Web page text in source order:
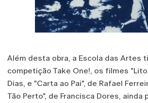
Além desta obra, a Escola das Artes
competição Take One!, os filmes
Dias, e "Carta ao Pai", de Rafael
Tão Perto", de Francisca Dores, ainda